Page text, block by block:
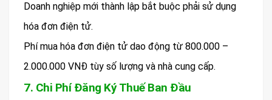
Doanh nghiệp mới thành lập bắt buộc phải sử dụng
hóa đơn điện tử.
Phí mua hóa đơn điện tử dao động từ 800.000 –
2.000.000 VNĐ tùy số lượng và nhà cung cấp.
7. Chi Phí Đăng Ký Thuế Ban Đầu